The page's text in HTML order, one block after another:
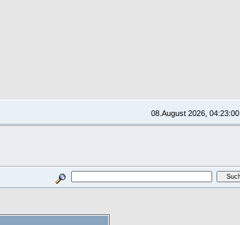
08.August 2026, 04:23:00